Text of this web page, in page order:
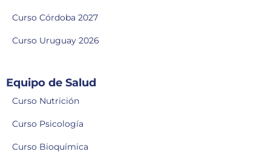
Curso Córdoba 2027
Curso Uruguay 2026
Equipo de Salud
Curso Nutrición
Curso Psicología
Curso Bioquímica